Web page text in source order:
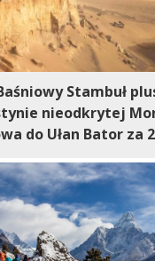
Stambuł
nieodkrytej
do Ułan Bator za